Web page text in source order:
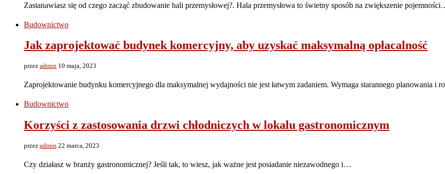
Zastanawiasz się od czego zacząć zbudowanie hali przemysłowej?. Hala przemysłowa to świetny sposób na zwiększenie
Budownictwo
Jak zaprojektować budynek komercyjny, aby uzyskać maksymalną opłacalność
przez admin 10 maja, 2023
Zaprojektowanie budynku komercyjnego dla maksymalnej wydajności nie jest łatwym zadaniem. Wymaga starannego planowania i
Budownictwo
Korzyści z zastosowania drzwi chłodniczych w lokalu gastronomicznym
przez admin 22 marca, 2023
Czy działasz w branży gastronomicznej? Jeśli tak, to wiesz, jak ważne jest posiadanie niezawodnego i…